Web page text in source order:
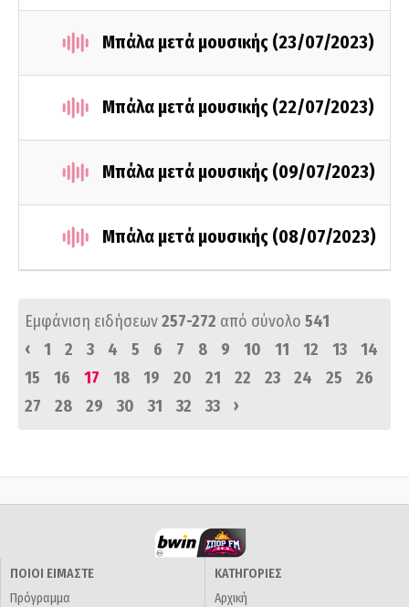
Μπάλα μετά μουσικής (23/07/2023)
Μπάλα μετά μουσικής (22/07/2023)
Μπάλα μετά μουσικής (09/07/2023)
Μπάλα μετά μουσικής (08/07/2023)
Εμφάνιση ειδήσεων257-272 από σύνολο 541
‹
1 2 3 4 5 6 7 8 9 10 11 12 13
14
15
16 17 18 19 20 21 22 23 24 25
26
27
28 29 30 31 32 33 ›
ΠΟΙΟΙ ΕΙΜΑΣΤΕ
Πρόγραμμα
ΚΑΤΗΓΟΡΙΕΣ
Αρχική